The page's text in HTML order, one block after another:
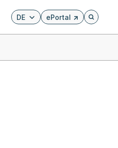
DE ePortal
Externer Link, wird in
Öffnet